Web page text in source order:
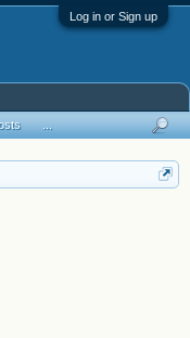
Log in or Sign up